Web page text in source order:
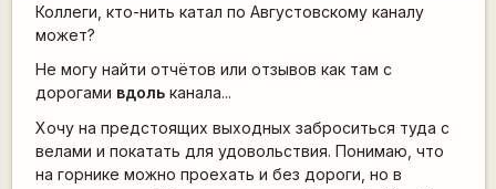
Коллеги, кто-нить катал по Августовскому каналу
может?
Не могу найти отчётов или отзывов как там с
дорогами вдольканала...
Хочу на предстоящих выходных заброситься туда с
велами и покатать для удовольствия. Понимаю, что
на горнике можно проехать и без дороги, но в